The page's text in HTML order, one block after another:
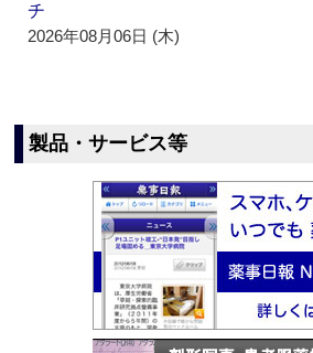
チ
2026年08月06日 (木)
製品・サービス等